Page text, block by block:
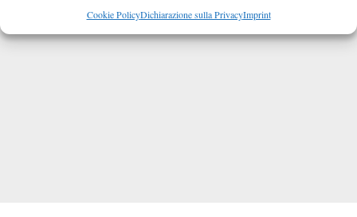
Cookie PolicyDichiarazione sulla PrivacyImprint